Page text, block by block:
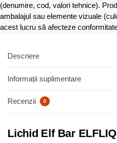
(denumire, cod, valori tehnice).
ambalajul sau elemente vizuale
acest lucru să afecteze
Descriere
Informații suplimentare
Recenzii 0
Lichid Elf Bar